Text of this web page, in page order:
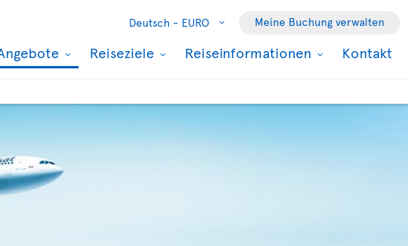
Deutsch - EURO Meine Buchung verwalten
Reiseziele Reiseinformationen Kontakt